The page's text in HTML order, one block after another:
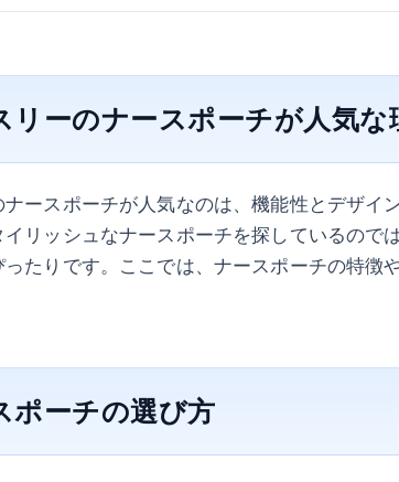
リーのナースポーチが人気な
ースポーチが人気なのは、機能性とデザイ
リッシュなナースポーチを探しているので
たりです。ここでは、ナースポーチの特徴
ポーチの選び方